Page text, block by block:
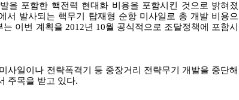
을 포함한 핵전력 현대화 비용을 포함시킨 것으로 밝혀졌
서 발사되는 핵무기 탑재형 순항 미사일로 총 개발 비용으
이번 계획을 2012년 10월 공식적으로 조달정책에 포함시
사일이나 전략폭격기 등 중장거리 전략무기 개발을 중단해
주목을 받고 있다.